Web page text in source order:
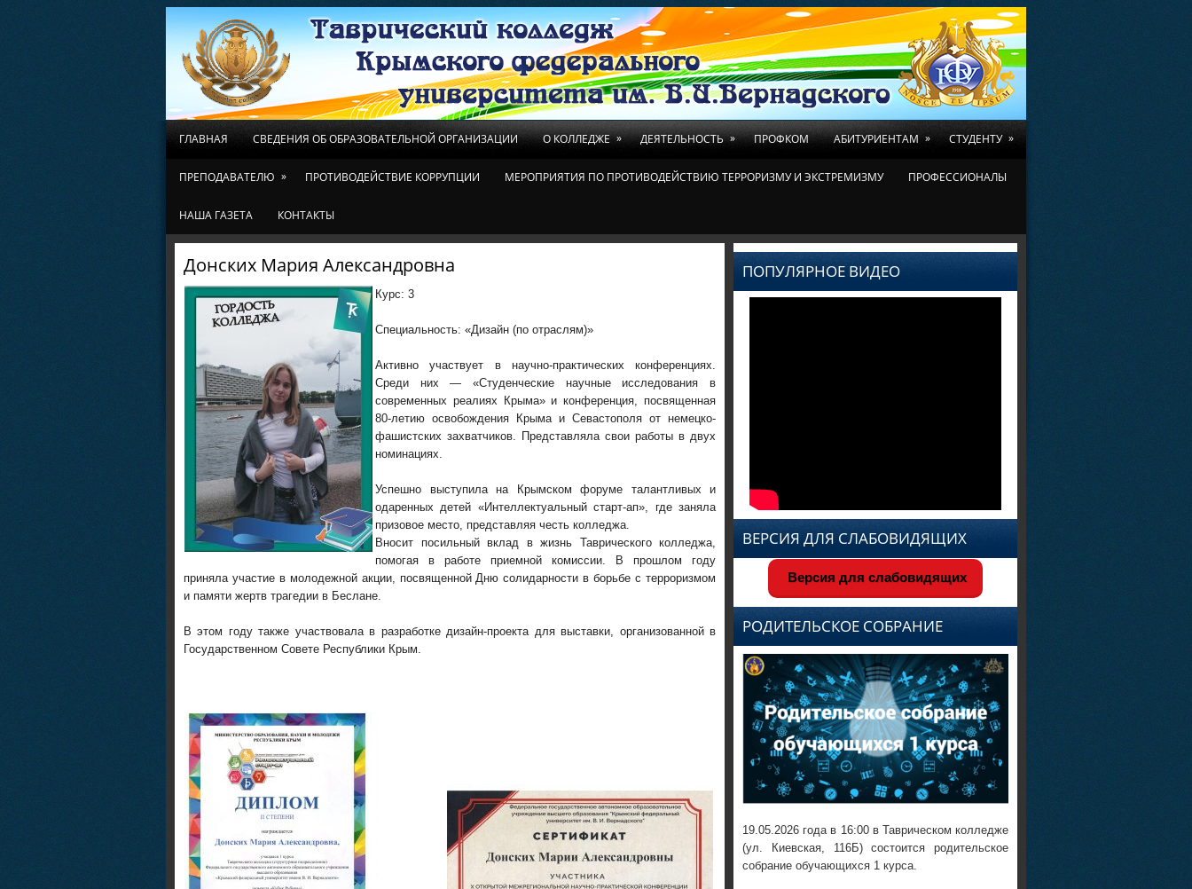
ГЛАВНАЯ СВЕДЕНИЯ ОБ ОБРАЗОВАТЕЛЬНОЙ ОРГАНИЗАЦИИ О КОЛЛЕДЖЕ » ДЕЯТЕЛЬНОСТЬ » ПРОФКОМ АБИТУРИЕНТАМ » СТУДЕНТУ »
ПРЕПОДАВАТЕЛЮ » ПРОТИВОДЕЙСТВИЕ КОРРУПЦИИ МЕРОПРИЯТИЯ ПО ПРОТИВОДЕЙСТВИЮ ТЕРРОРИЗМУ И ЭКСТРЕМИЗМУ ПРОФЕССИОНАЛЫ
НАША ГАЗЕТА КОНТАКТЫ
Донских Мария Александровна
Курс: 3
Специальность: «Дизайн (по отраслям)»
Активно участвует в научно-практических конференциях.
Среди них — «Студенческие научные исследования в
современных реалиях Крыма» и конференция, посвященная
80-летию освобождения Крыма и Севастополя от немецко-
фашистских захватчиков. Представляла свои работы в двух
номинациях.
Успешно выступила на Крымском форуме талантливых и
одаренных детей «Интеллектуальный старт-ап», где заняла
призовое место, представляя честь колледжа.
Вносит посильный вклад в жизнь Таврического колледжа,
помогая в работе приемной комиссии. В прошлом году
приняла участие в молодежной акции, посвященной Дню солидарности в борьбе с терроризмом
и памяти жертв трагедии в Беслане.
В этом году также участвовала в разработке дизайн-проекта для выставки, организованной в
Государственном Совете Республики Крым.
ПОПУЛЯРНОЕ ВИДЕО
ВЕРСИЯ ДЛЯ СЛАБОВИДЯЩИХ
Версия для слабовидящих
РОДИТЕЛЬСКОЕ СОБРАНИЕ
19.05.2026 года в 16:00 в Таврическом колледже
(ул. Киевская, 116Б) состоится родительское
собрание обучающихся 1 курса.